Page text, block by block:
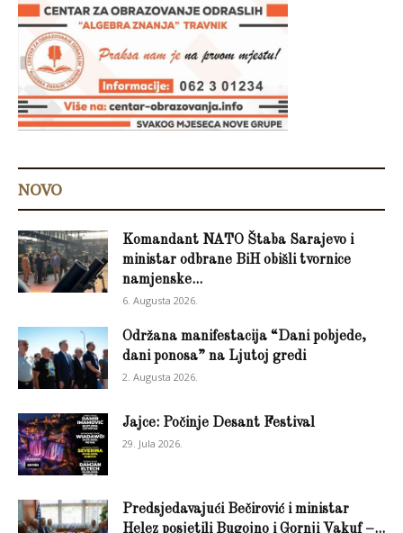
NOVO
Komandant NATO Štaba Sarajevo i
ministar odbrane BiH obišli tvornice
namjenske...
6. Augusta 2026.
Održana manifestacija “Dani pobjede,
dani ponosa” na Ljutoj gredi
2. Augusta 2026.
Jajce: Počinje Desant Festival
29. Jula 2026.
Predsjedavajući Bečirović i ministar
Helez posjetili Bugojno i Gornji Vakuf –...